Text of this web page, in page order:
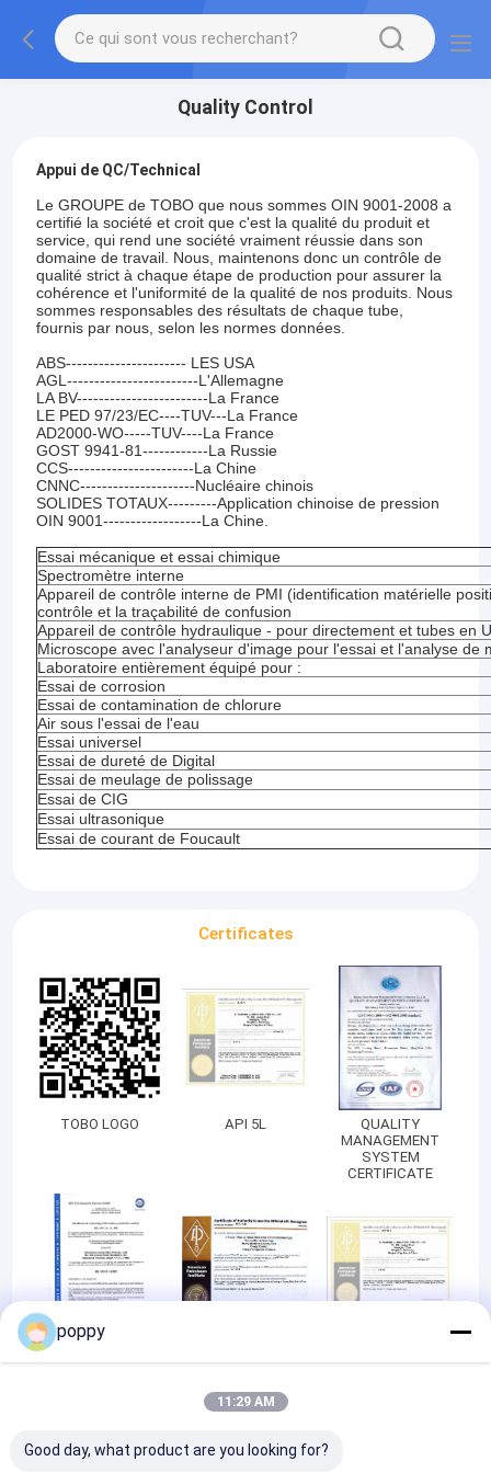
Quality Control
Appui de QC/Technical
Le GROUPE de TOBO que nous sommes OIN 9001-2008 a
certifié la société et croit que c'est la qualité du produit et
service, qui rend une société vraiment réussie dans son
domaine de travail. Nous, maintenons donc un contrôle de
qualité strict à chaque étape de production pour assurer la
cohérence et l'uniformité de la qualité de nos produits. Nous
sommes responsables des résultats de chaque tube,
fournis par nous, selon les normes données.
ABS---------------------- LES USA
AGL------------------------L'Allemagne
LA BV------------------------La France
LE PED 97/23/EC----TUV---La France
AD2000-WO-----TUV----La France
GOST 9941-81------------La Russie
CCS-----------------------La Chine
CNNC---------------------Nucléaire chinois
SOLIDES TOTAUX---------Application chinoise de pression
OIN 9001------------------La Chine.
Essai mécanique et essai chimique
Spectromètre interne
Appareil de contrôle interne de PMI (identification matérielle
contrôle et la traçabilité de confusion
Appareil de contrôle hydraulique - pour directement et tubes en
Microscope avec l'analyseur d'image pour l'essai et l'analyse de
Laboratoire entièrement équipé pour :
Essai de corrosion
Essai de contamination de chlorure
Air sous l'essai de l'eau
Essai universel
Essai de dureté de Digital
Essai de meulage de polissage
Essai de CIG
Essai ultrasonique
Essai de courant de Foucault
Certificates
TOBO LOGO API 5L
QUALITY
MANAGEMENT
SYSTEM
CERTIFICATE
conformity of the
poppy
11:29 AM
Good day, what product are you looking for?